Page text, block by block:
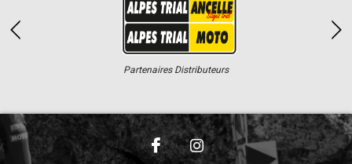
Partenaires Distributeurs